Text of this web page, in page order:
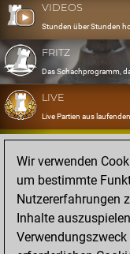
VIDEOS
Stunden über Stunden
FRITZ
Das Schachprogramm,
LIVE
Live Partien aus
OPENINGS
Erfassen und Üben Sie
DATABASE
Acht Millionen starke
MYGAMES
Speichern und
Wir verwenden
um bestimmte
Nutzererfahrungen
Inhalte